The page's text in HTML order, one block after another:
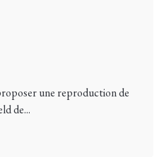
une reproduction de
de...